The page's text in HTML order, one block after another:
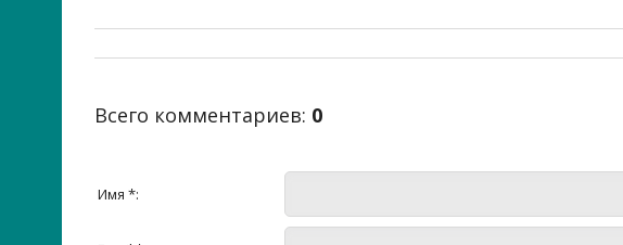
Всего комментариев: 0
Имя *: